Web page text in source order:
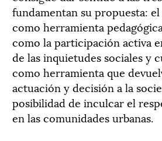
fundamentan su propuesta:
como herramienta
como la participación activa
de las inquietudes sociales y
como herramienta que
actuación y decisión a la
posibilidad de inculcar el
en las comunidades urbanas.